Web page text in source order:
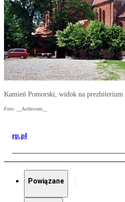
Kamień Pomorski, widok na
Foto: __Archiwum__
rp.pl
Powiązane